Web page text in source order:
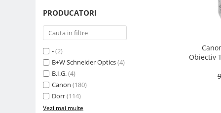
Filtre tip Cokin
Filtre White Balance
PRODUCATORI
-(2)
B+W Schneider Optics(4)
B.I.G.(4)
Canon (180)
Dorr(114)
Vezi mai multe
Obiectiv